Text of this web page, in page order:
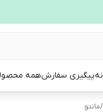
پیگیری سفارشهمه
/مانتو